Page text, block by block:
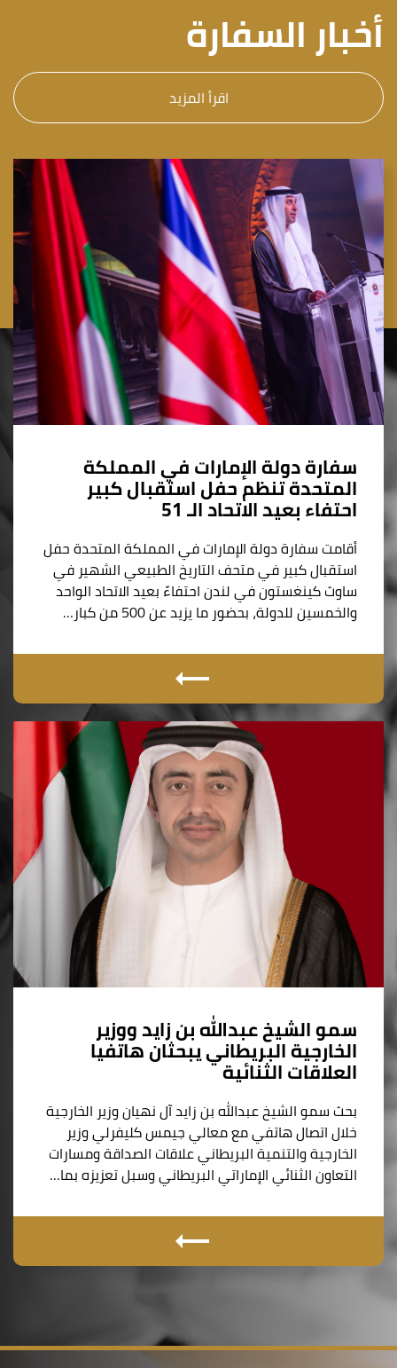
أخبار السفارة
اقرأ المزيد
سفارة دولة الإمارات في المملكة
المتحدة تنظم حفل استقبال كبير
احتفاء بعيد الاتحاد الـ 51
أقامت سفارة دولة الإمارات في المملكة المتحدة حفل
استقبال كبير في متحف التاريخ الطبيعي الشهير في
ساوث كينغستون في لندن احتفاءً بعيد الاتحاد الواحد
والخمسين للدولة، بحضور ما يزيد عن 500 من كبار…
سمو الشيخ عبدالله بن زايد ووزير
الخارجية البريطاني يبحثان هاتفيا
العلاقات الثنائية
بحث سمو الشيخ عبدالله بن زايد آل نهيان وزير الخارجية
خلال اتصال هاتفي مع معالي جيمس كليفرلي وزير
الخارجية والتنمية البريطاني علاقات الصداقة ومسارات
التعاون الثنائي الإماراتي البريطاني وسبل تعزيزه بما…